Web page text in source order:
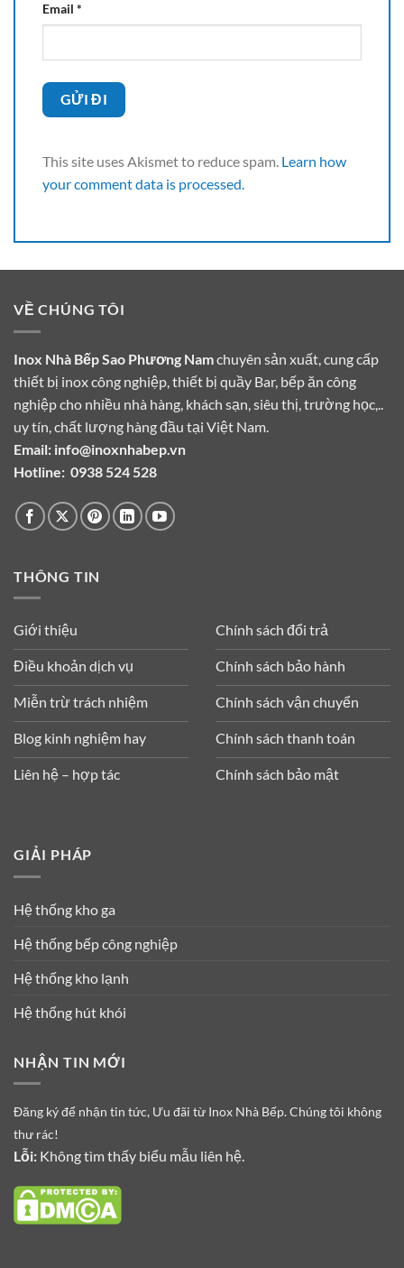
Email *
This site uses Akismet to reduce spam. Learn how
your comment data is processed.
VỀ CHÚNG TÔI
Inox Nhà Bếp Sao Phương Namchuyên sản xuất, cung cấp
thiết bị inox công nghiệp, thiết bị quầy Bar, bếp ăn công
nghiệp cho nhiều nhà hàng, khách sạn, siêu thị, trường học,..
uy tín, chất lượng hàng đầu tại Việt Nam.
Email: info@inoxnhabep.vn
Hotline: 0938 524 528
THÔNG TIN
Giới thiệu
Điều khoản dịch vụ
Miễn trừ trách nhiệm
Blog kinh nghiệm hay
Liên hệ – hợp tác
Chính sách đổi trả
Chính sách bảo hành
Chính sách vận chuyển
Chính sách thanh toán
Chính sách bảo mật
GIẢI PHÁP
Hệ thống kho ga
Hệ thống bếp công nghiệp
Hệ thống kho lạnh
Hệ thống hút khói
NHẬN TIN MỚI
Đăng ký để nhận tin tức, Ưu đãi từ Inox Nhà Bếp. Chúng tôi không
thư rác!
Lỗi: Không tìm thấy biểu mẫu liên hệ.